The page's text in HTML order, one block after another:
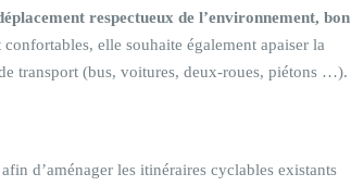
respectueux de l’environnement, bon
elle souhaite également apaiser la
transport (bus, voitures, deux-roues, piétons …).
d’aménager les itinéraires cyclables existants